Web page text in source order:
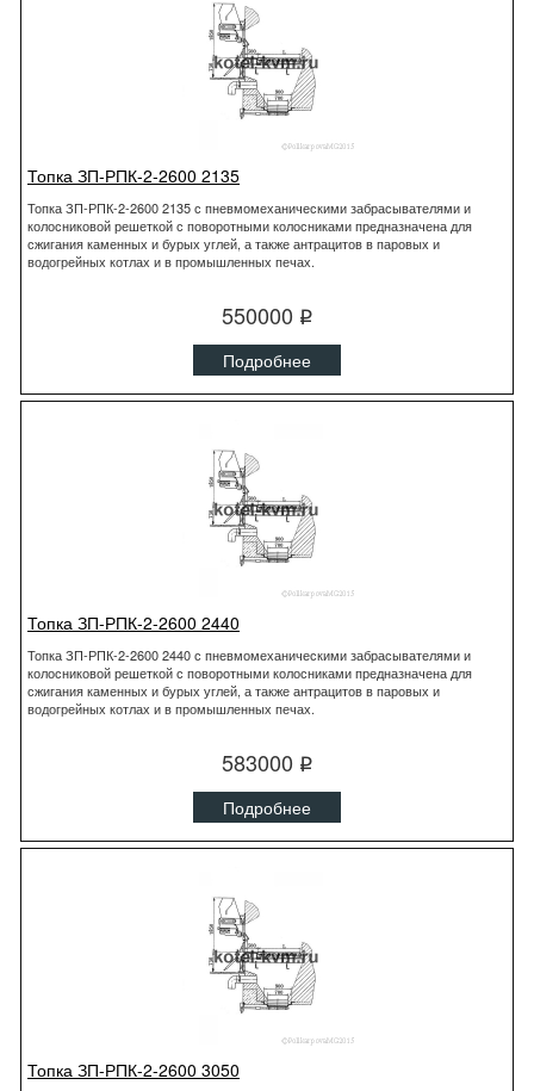
Топка ЗП-РПК-2-2600 2135
Топка ЗП-РПК-2-2600 2135 с пневмомеханическими забрасывателями и
колосниковой решеткой с поворотными колосниками предназначена для
сжигания каменных и бурых углей, а также антрацитов в паровых и
водогрейных котлах и в промышленных печах.
550000 q
Подробнее
Топка ЗП-РПК-2-2600 2440
Топка ЗП-РПК-2-2600 2440 с пневмомеханическими забрасывателями и
колосниковой решеткой с поворотными колосниками предназначена для
сжигания каменных и бурых углей, а также антрацитов в паровых и
водогрейных котлах и в промышленных печах.
583000 q
Подробнее
Топка ЗП-РПК-2-2600 3050